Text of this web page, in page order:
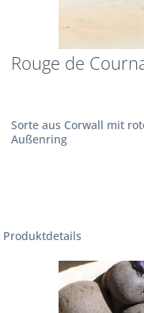
Rouge de
Sorte aus Corwall mit
Außenring
Produktdetails